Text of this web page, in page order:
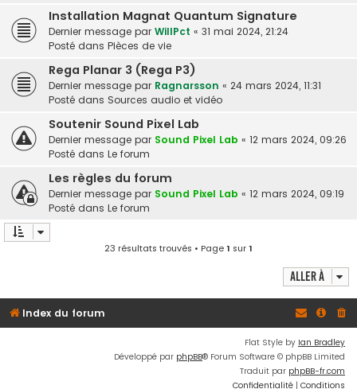
Installation Magnat Quantum Signature
Dernier message par WillPct « 31 mai 2024, 21:24
Posté dans Pièces de vie
Rega Planar 3 (Rega P3)
Dernier message par Ragnarsson « 24 mars 2024, 11:31
Posté dans Sources audio et vidéo
Soutenir Sound Pixel Lab
Dernier message par Sound Pixel Lab « 12 mars 2024, 09:26
Posté dans Le forum
Les règles du forum
Dernier message par Sound Pixel Lab « 12 mars 2024, 09:19
Posté dans Le forum
23 résultats trouvés • Page1 sur1
Aller à
Index du forum
Flat Style by Ian Bradley
Développé par phpBB® Forum Software © phpBB Limited
Traduit par phpBB-fr.com
Confidentialité | Conditions